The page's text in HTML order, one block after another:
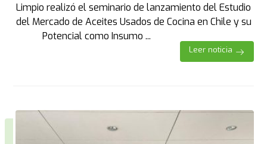
Limpio realizó el seminario de lanzamiento del Estudio
del Mercado de Aceites Usados de Cocina en Chile y su
Potencial como Insumo ...
Leer noticia